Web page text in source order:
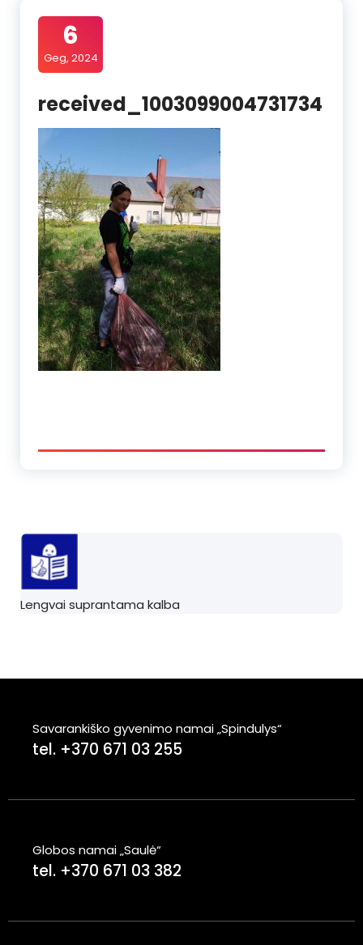
6
Geg, 2024
received_1003099004731734
Lengvai suprantama kalba
Savarankiško gyvenimo namai „Spindulys“
tel. +370 671 03 255
Globos namai „Saulė“
tel. +370 671 03 382